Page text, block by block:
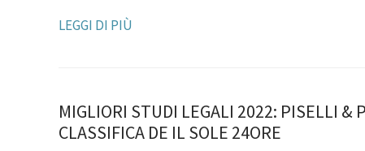
LEGGI DI PIÙ
MIGLIORI STUDI LEGALI 2022: PISELLI &
CLASSIFICA DE IL SOLE 24ORE